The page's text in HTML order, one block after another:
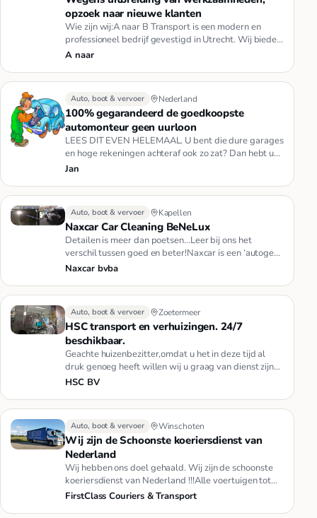
opzoek naar nieuwe klanten
Wie zijn wij:A naar B Transport is een modern en
professioneel bedrijf gevestigd in Utrecht. Wij bieden
naast sneltransp…
A naar
Auto, boot & vervoer Nederland
100% gegarandeerd de goedkoopste
automonteur geen uurloon
LEES DIT EVEN HELEMAAL. U bent die dure garages
en hoge rekeningen achteraf ook zo zat? Dan hebt u
nu het goedkoopste ad…
Jan
Auto, boot & vervoer Kapellen
Naxcar Car Cleaning BeNeLux
Detailen is meer dan poetsen…Leer bij ons het
verschil tussen goed en beter!Naxcar is een ‘autogek’
familiebedrijf, onts…
Naxcar bvba
Auto, boot & vervoer Zoetermeer
HSC transport en verhuizingen. 24/7
beschikbaar.
Geachte huizenbezitter,omdat u het in deze tijd al
druk genoeg heeft willen wij u graag van dienst zijn
met het verkoop …
HSC BV
Auto, boot & vervoer Winschoten
Wij zijn de Schoonste koeriersdienst van
Nederland
Wij hebben ons doel gehaald. Wij zijn de schoonste
koeriersdienst van Nederland !!!Alle voertuigen tot
3500 kg GVW, 9 di…
FirstClass Couriers & Transport